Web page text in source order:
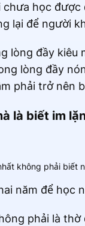
học
lại để người
lòng đầy kiêu
lòng đầy
phải trở nên
là biết im
không phải biết
năm để học
phải là